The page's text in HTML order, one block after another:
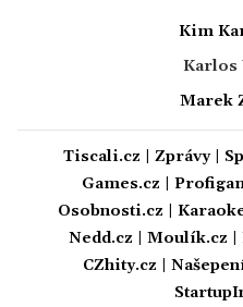
Kim
Karlos
Marek
Tiscali.cz Zprávy|
Games.cz
Osobnosti.cz
Nedd.cz
Moulík.cz
CZhity.cz